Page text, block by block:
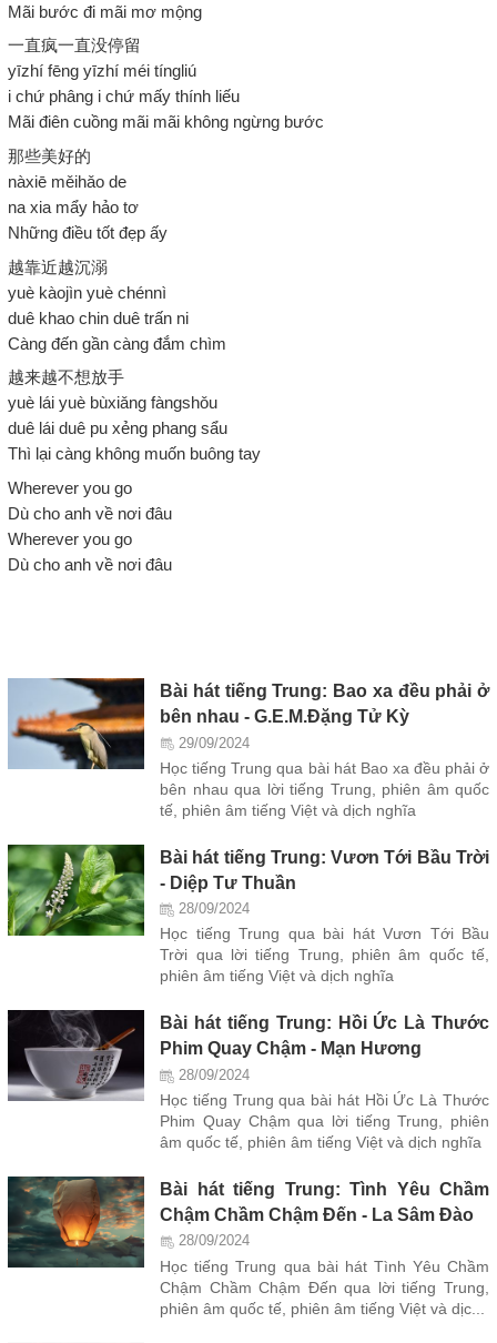
Mãi bước đi mãi mơ mộng
一直疯一直没停留
yīzhí fēng yīzhí méi tíngliú
i chứ phâng i chứ mấy thính liếu
Mãi điên cuồng mãi mãi không ngừng bước
那些美好的
nàxiē měihǎo de
na xia mẩy hảo tơ
Những điều tốt đẹp ấy
越靠近越沉溺
yuè kàojìn yuè chénnì
duê khao chin duê trấn ni
Càng đến gần càng đắm chìm
越来越不想放手
yuè lái yuè bùxiǎng fàngshǒu
duê lái duê pu xẻng phang sẩu
Thì lại càng không muốn buông tay
Wherever you go
Dù cho anh về nơi đâu
Wherever you go
Dù cho anh về nơi đâu
Bài hát tiếng Trung: Bao xa đều phải ở
bên nhau - G.E.M.Đặng Tử Kỳ
29/09/2024
Học tiếng Trung qua bài hát Bao xa đều phải ở
bên nhau qua lời tiếng Trung, phiên âm quốc
tế, phiên âm tiếng Việt và dịch nghĩa
Bài hát tiếng Trung: Vươn Tới Bầu Trời
- Diệp Tư Thuần
28/09/2024
Học tiếng Trung qua bài hát Vươn Tới Bầu
Trời qua lời tiếng Trung, phiên âm quốc tế,
phiên âm tiếng Việt và dịch nghĩa
Bài hát tiếng Trung: Hồi Ức Là Thước
Phim Quay Chậm - Mạn Hương
28/09/2024
Học tiếng Trung qua bài hát Hồi Ức Là Thước
Phim Quay Chậm qua lời tiếng Trung, phiên
âm quốc tế, phiên âm tiếng Việt và dịch nghĩa
Bài hát tiếng Trung: Tình Yêu Chầm
Chậm Chầm Chậm Đến - La Sâm Đào
28/09/2024
Học tiếng Trung qua bài hát Tình Yêu Chầm
Chậm Chầm Chậm Đến qua lời tiếng Trung,
phiên âm quốc tế, phiên âm tiếng Việt và dịc...